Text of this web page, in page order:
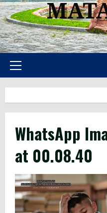
Primary
WhatsApp
at 00.08.40